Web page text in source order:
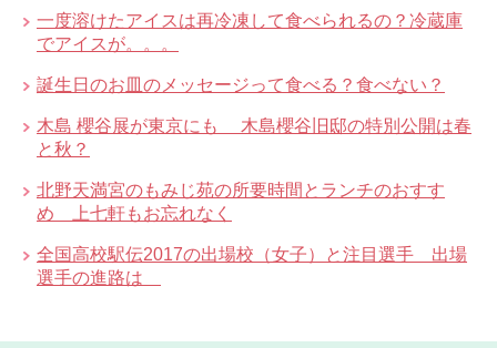
一度溶けたアイスは再冷凍して食べられるの？冷蔵庫
でアイスが。。。
誕生日のお皿のメッセージって食べる？食べない？
木島 櫻谷展が東京にも 木島櫻谷旧邸の特別公開は春
と秋？
北野天満宮のもみじ苑の所要時間とランチのおすす
め 上七軒もお忘れなく
全国高校駅伝2017の出場校（女子）と注目選手 出場
選手の進路は